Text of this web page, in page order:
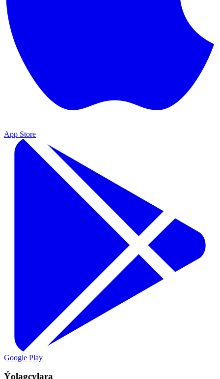
App Store
Google Play
Ýolagçylara